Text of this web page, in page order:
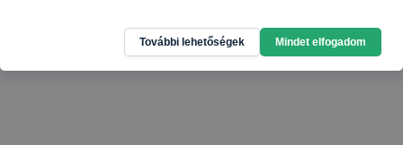
További lehetőségek Mindet elfogadom